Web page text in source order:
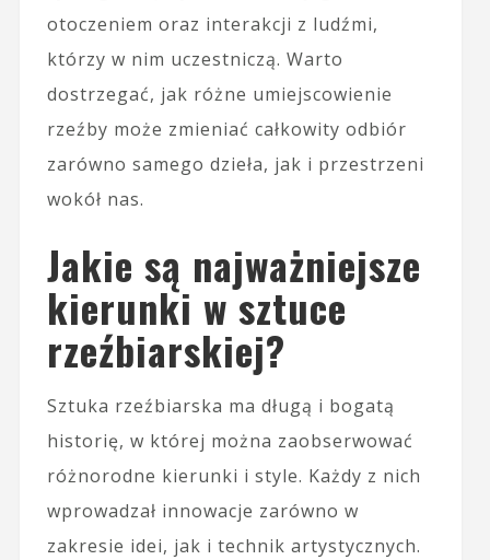
otoczeniem oraz interakcji z ludźmi,
którzy w nim uczestniczą. Warto
dostrzegać, jak różne umiejscowienie
rzeźby może zmieniać całkowity odbiór
zarówno samego dzieła, jak i przestrzeni
wokół nas.
Jakie są najważniejsze
kierunki w sztuce
rzeźbiarskiej?
Sztuka rzeźbiarska ma długą i bogatą
historię, w której można zaobserwować
różnorodne kierunki i style. Każdy z nich
wprowadzał innowacje zarówno w
zakresie idei, jak i technik artystycznych.